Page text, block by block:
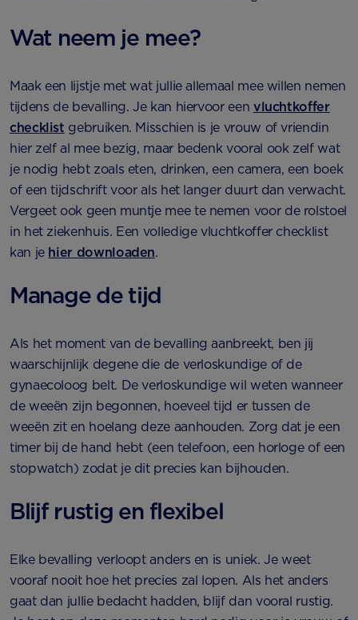
Wat neem je mee?
Maak een lijstje met wat jullie allemaal mee willen nemen
tijdens de bevalling. Je kan hiervoor een vluchtkoffer
checklist gebruiken. Misschien is je vrouw of vriendin
hier zelf al mee bezig, maar bedenk vooral ook zelf wat
je nodig hebt zoals eten, drinken, een camera, een boek
of een tijdschrift voor als het langer duurt dan verwacht.
Vergeet ook geen muntje mee te nemen voor de rolstoel
in het ziekenhuis. Een volledige vluchtkoffer checklist
kan je hier downloaden.
Manage de tijd
Als het moment van de bevalling aanbreekt, ben jij
waarschijnlijk degene die de verloskundige of de
gynaecoloog belt. De verloskundige wil weten wanneer
de weeën zijn begonnen, hoeveel tijd er tussen de
weeën zit en hoelang deze aanhouden. Zorg dat je een
timer bij de hand hebt (een telefoon, een horloge of een
stopwatch) zodat je dit precies kan bijhouden.
Blijf rustig en flexibel
Elke bevalling verloopt anders en is uniek. Je weet
vooraf nooit hoe het precies zal lopen. Als het anders
gaat dan jullie bedacht hadden, blijf dan vooral rustig.